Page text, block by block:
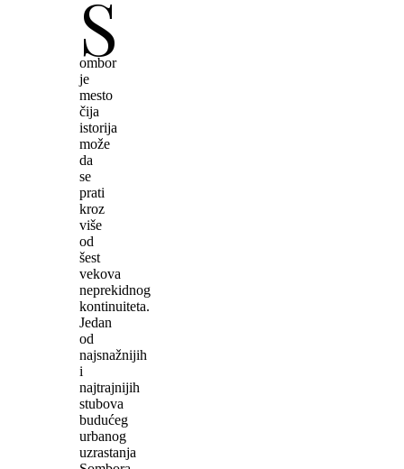
S
ombor
je
mesto
čija
istorija
može
da
se
prati
kroz
više
od
šest
vekova
neprekidnog
kontinuiteta.
Jedan
od
najsnažnijih
i
najtrajnijih
stubova
budućeg
urbanog
uzrastanja